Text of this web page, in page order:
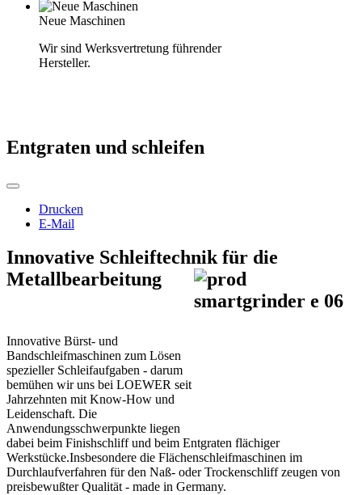
Neue Maschinen
Wir sind Werksvertretung führender
Hersteller.
Entgraten und schleifen
Drucken
E-Mail
Innovative Schleiftechnik für die
Metallbearbeitung
Innovative Bürst- und
Bandschleifmaschinen zum Lösen
spezieller Schleifaufgaben - darum
bemühen wir uns bei LOEWER seit
Jahrzehnten mit Know-How und
Leidenschaft. Die
Anwendungsschwerpunkte liegen
dabei beim Finishschliff und beim Entgraten flächiger
Werkstücke.Insbesondere die Flächenschleifmaschinen im
Durchlaufverfahren für den Naß- oder Trockenschliff zeugen von
preisbewußter Qualität - made in Germany.